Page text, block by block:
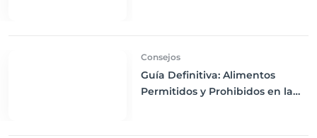
Consejos
Guía Definitiva: Alimentos
Permitidos y Prohibidos en la